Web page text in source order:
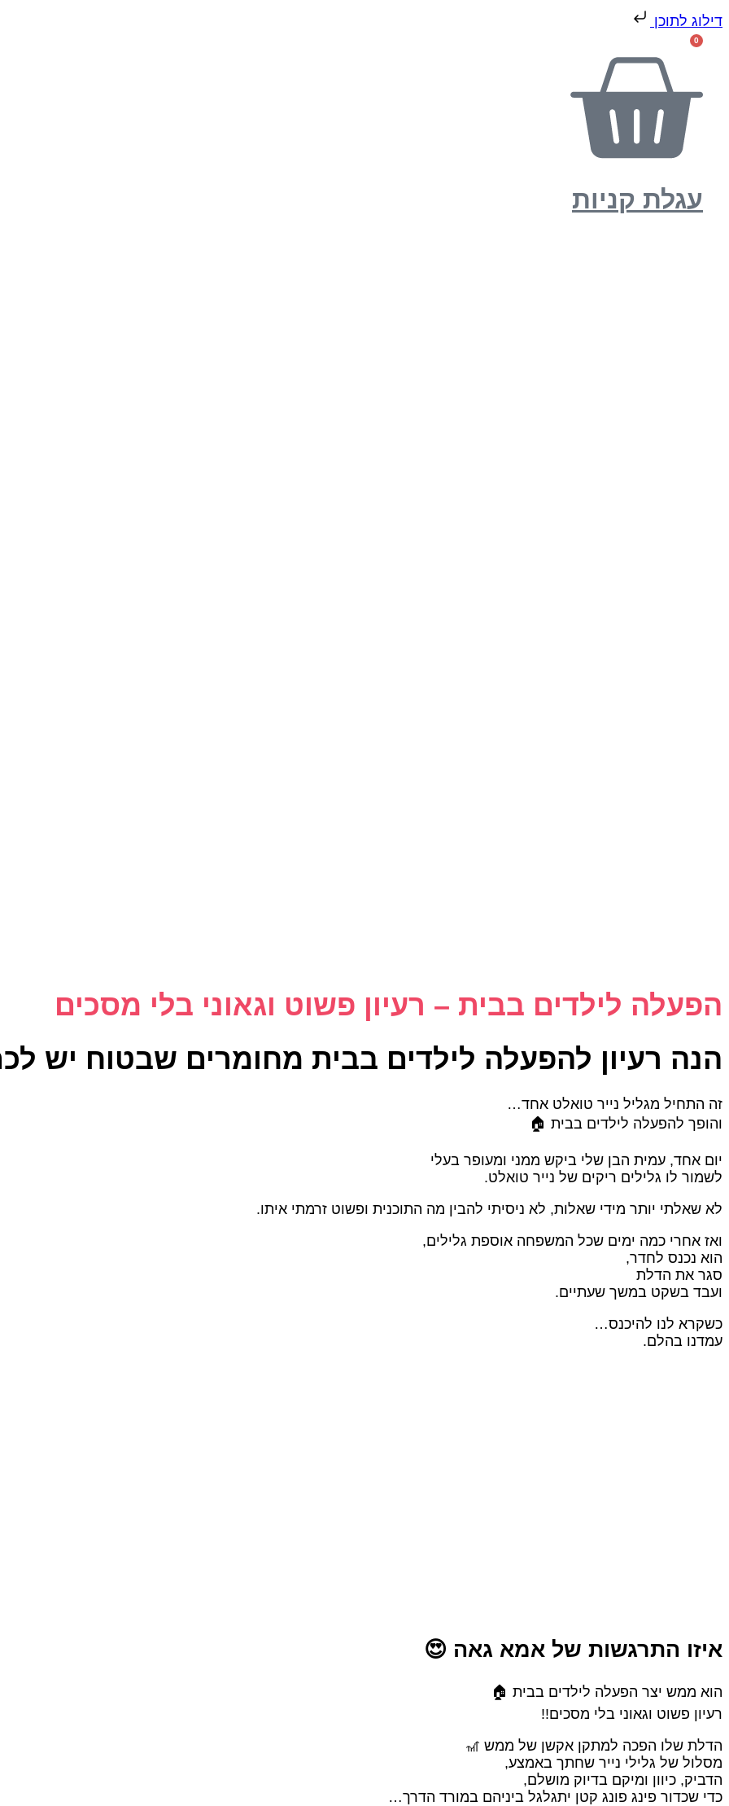
דילוג לתוכן
0
עגלת קניות
הפעלה לילדים בבית – רעיון פשוט וגאוני בלי מסכים
הנה רעיון להפעלה לילדים בבית מחומרים שבטוח יש
זה התחיל מגליל נייר טואלט אחד…
והופך להפעלה לילדים בבית 🏠
יום אחד, עמית הבן שלי ביקש ממני ומעופר בעלי
לשמור לו גלילים ריקים של נייר טואלט.
לא שאלתי יותר מידי שאלות, לא ניסיתי להבין מה התוכנית ופשוט זרמתי איתו.
ואז אחרי כמה ימים שכל המשפחה אוספת גלילים,
הוא נכנס לחדר,
סגר את הדלת
ועבד בשקט במשך שעתיים.
כשקרא לנו להיכנס…
עמדנו בהלם.
איזו התרגשות של אמא גאה 😍
הוא ממש יצר הפעלה לילדים בבית 🏠
רעיון פשוט וגאוני בלי מסכים!!
הדלת שלו הפכה למתקן אקשן של ממש 🎢
מסלול של גלילי נייר שחתך באמצע,
הדביק, כיוון ומיקם בדיוק מושלם,
כדי שכדור פינג פונג קטן יתגלגל ביניהם במורד הדרך…